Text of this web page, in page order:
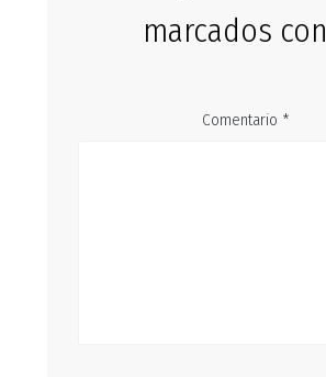
marcados con
Comentario *